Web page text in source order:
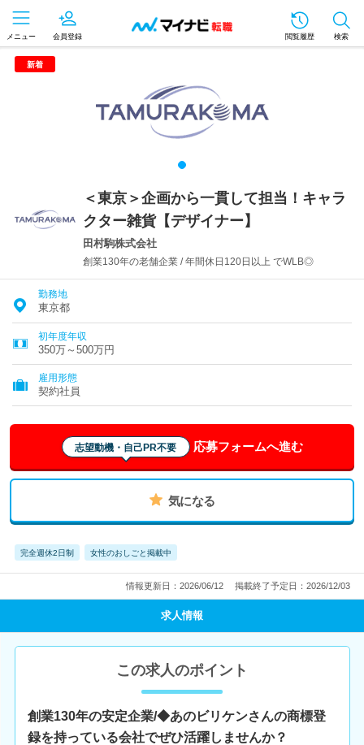
メニュー 会員登録 閲覧履歴 検索
新着
＜東京＞企画から一貫して担当！キャラ
クター雑貨【デザイナー】
田村駒株式会社
創業130年の老舗企業 / 年間休日120日以上 でWLB◎
勤務地
東京都
初年度年収
350万～500万円
雇用形態
契約社員
志望動機・自己PR不要 応募フォームへ進む
気になる
完全週休2日制 女性のおしごと掲載中
情報更新日：2026/06/12 掲載終了予定日：2026/12/03
求人情報
この求人のポイント
創業130年の安定企業/◆あのビリケンさんの商標登
録を持っている会社でぜひ活躍しませんか？